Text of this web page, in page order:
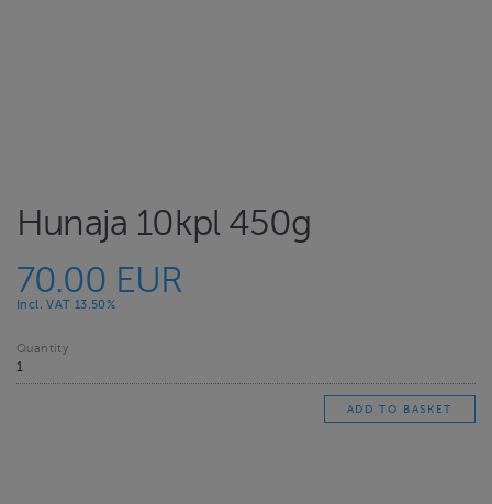
Hunaja 10kpl 450g
70.00 EUR
Incl. VAT 13.50%
Quantity